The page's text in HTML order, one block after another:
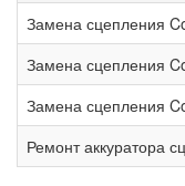
Замена сцепления
Замена сцепления
Замена сцепления
Ремонт аккуратора